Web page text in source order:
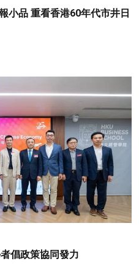
小品 重看香港60年代市井日
倡政策協同發力